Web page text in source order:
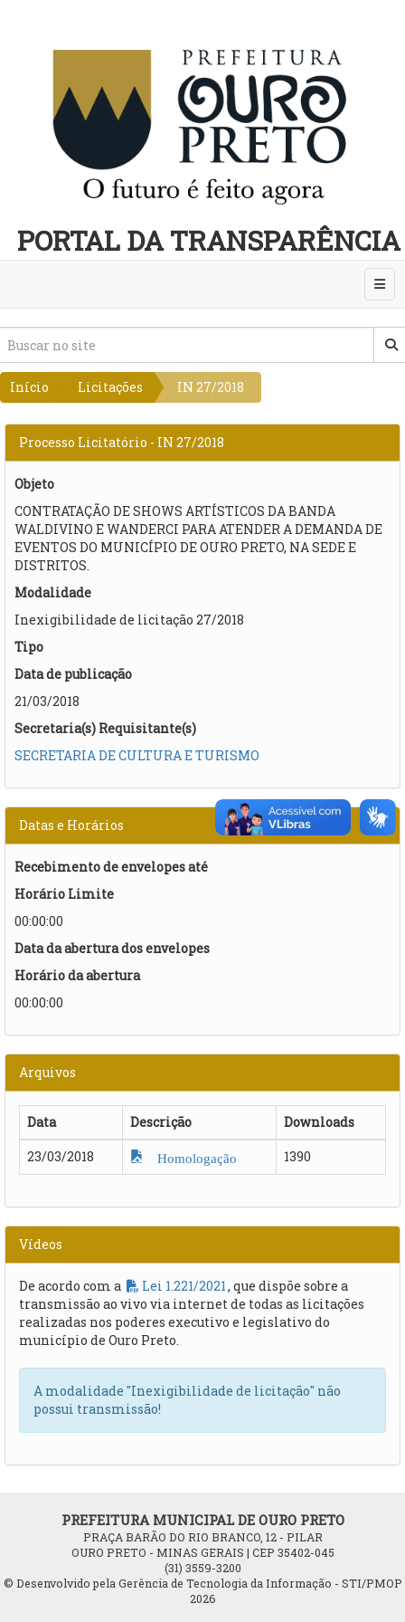
PORTAL DA TRANSPARÊNCIA
Início Licitações IN 27/2018
Processo Licitatório - IN 27/2018
Objeto
CONTRATAÇÃO DE SHOWS ARTÍSTICOS DA BANDA
WALDIVINO E WANDERCI PARA ATENDER A DEMANDA DE
EVENTOS DO MUNICÍPIO DE OURO PRETO, NA SEDE E
DISTRITOS.
Modalidade
Inexigibilidade de licitação 27/2018
Tipo
Data de publicação
21/03/2018
Secretaria(s) Requisitante(s)
SECRETARIA DE CULTURA E TURISMO
Datas e Horários
Recebimento de envelopes até
Horário Limite
00:00:00
Data da abertura dos envelopes
Horário da abertura
00:00:00
Arquivos
Data Descrição
Downloads
23/03/2018
Homologação 1390
Vídeos
De acordo com a Lei 1.221/2021 , que dispõe sobre a
transmissão ao vivo via internet de todas as licitações
realizadas nos poderes executivo e legislativo do
município de Ouro Preto.
A modalidade "Inexigibilidade de licitação" não
possui transmissão!
PREFEITURA MUNICIPAL DE OURO PRETO
PRAÇA BARÃO DO RIO BRANCO, 12 - PILAR
OURO PRETO - MINAS GERAIS | CEP 35402-045
(31) 3559-3200
© Desenvolvido pela Gerência de Tecnologia da Informação - STI/PMOP
2026